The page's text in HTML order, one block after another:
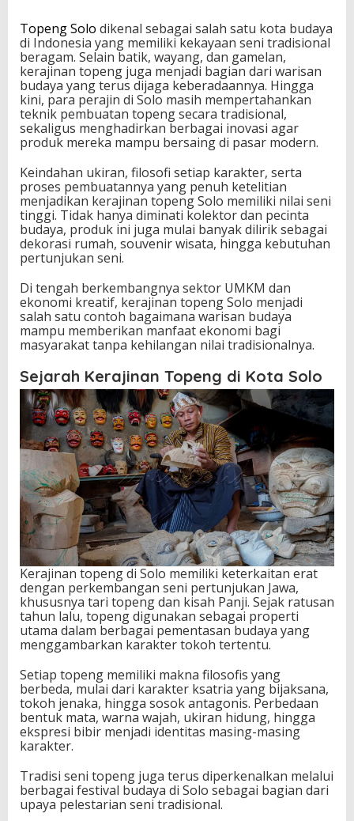
Topeng Solo dikenal sebagai salah satu kota budaya
di Indonesia yang memiliki kekayaan seni tradisional
beragam. Selain batik, wayang, dan gamelan,
kerajinan topeng juga menjadi bagian dari warisan
budaya yang terus dijaga keberadaannya. Hingga
kini, para perajin di Solo masih mempertahankan
teknik pembuatan topeng secara tradisional,
sekaligus menghadirkan berbagai inovasi agar
produk mereka mampu bersaing di pasar modern.
Keindahan ukiran, filosofi setiap karakter, serta
proses pembuatannya yang penuh ketelitian
menjadikan kerajinan topeng Solo memiliki nilai seni
tinggi. Tidak hanya diminati kolektor dan pecinta
budaya, produk ini juga mulai banyak dilirik sebagai
dekorasi rumah, souvenir wisata, hingga kebutuhan
pertunjukan seni.
Di tengah berkembangnya sektor UMKM dan
ekonomi kreatif, kerajinan topeng Solo menjadi
salah satu contoh bagaimana warisan budaya
mampu memberikan manfaat ekonomi bagi
masyarakat tanpa kehilangan nilai tradisionalnya.
Sejarah Kerajinan Topeng di Kota Solo
Kerajinan topeng di Solo memiliki keterkaitan erat
dengan perkembangan seni pertunjukan Jawa,
khususnya tari topeng dan kisah Panji. Sejak ratusan
tahun lalu, topeng digunakan sebagai properti
utama dalam berbagai pementasan budaya yang
menggambarkan karakter tokoh tertentu.
Setiap topeng memiliki makna filosofis yang
berbeda, mulai dari karakter ksatria yang bijaksana,
tokoh jenaka, hingga sosok antagonis. Perbedaan
bentuk mata, warna wajah, ukiran hidung, hingga
ekspresi bibir menjadi identitas masing-masing
karakter.
Tradisi seni topeng juga terus diperkenalkan melalui
berbagai festival budaya di Solo sebagai bagian dari
upaya pelestarian seni tradisional.